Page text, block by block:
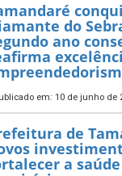
do
ano
em: 10 de junho de
de
a